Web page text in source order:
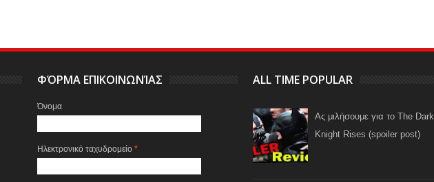
ΦΌΡΜΑ ΕΠΙΚΟΙΝΩΝΊΑΣ
Όνομα
Ηλεκτρονικό ταχυδρομείο*
ALL TIME POPULAR
Ας μιλήσουμε για το The Dark
Knight Rises (spoiler post)